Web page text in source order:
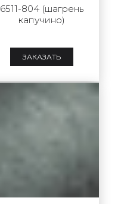
6511-804 (шагрень
капучино)
ЗАКАЗАТЬ